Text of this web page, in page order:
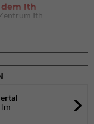
dem Ith
Ith